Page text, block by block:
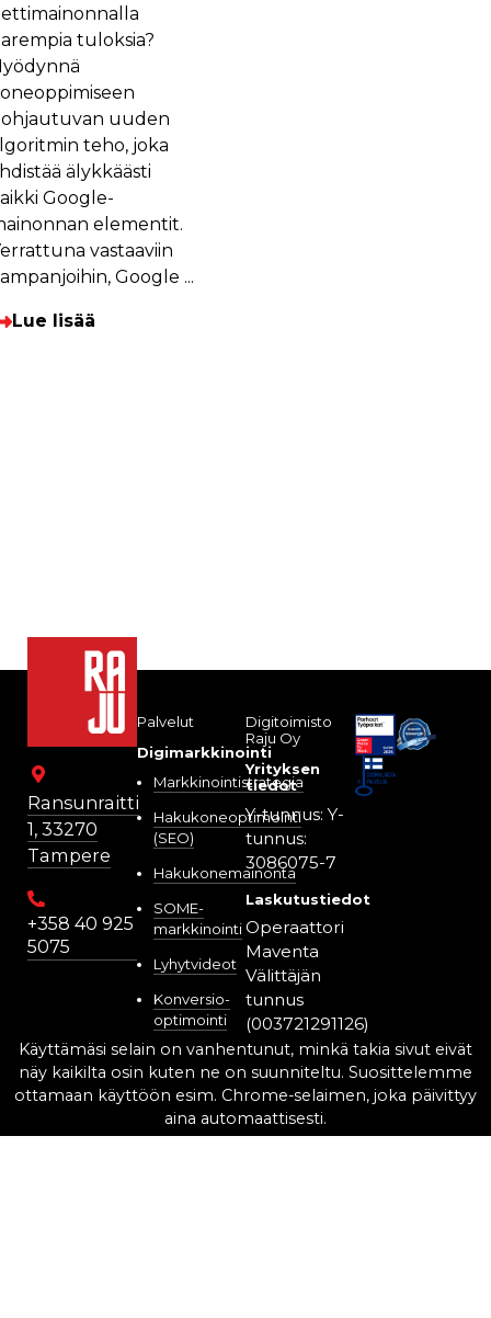
tuloksia?
uuden
teho, joka
älykkäästi
Google-
elementit.
vastaaviin
Google ...
Lue lisää
Ransunraitti
1, 33270
Tampere
+358 40 925
5075
Palvelut
Digimarkkinointi
Markkinointistrategia
Hakukoneoptimointi
(SEO)
Hakukonemainonta
SOME-
markkinointi
Lyhytvideot
Konversio-
optimointi
Analytiikka ja
kehitys
Markkinoinnin
auditointi
Digitoimisto
Raju Oy
Yrityksen
tiedot
Y-tunnus: Y-
tunnus:
3086075-7
Laskutustiedot
Operaattori
Maventa
Välittäjän
tunnus
(003721291126)
Verkkolaskuosoite
(OVT)
003730860757
Välittäjätunnus